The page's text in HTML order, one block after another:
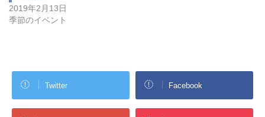
2019年2月13日
季節のイベント
Twitter Facebook